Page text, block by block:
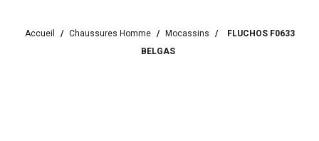
Accueil Chaussures Homme Mocassins
FLUCHOS F0633
BELGAS